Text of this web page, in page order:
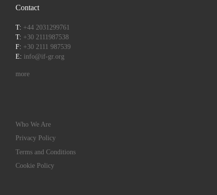
Contact
T: +44 2031299761
T: +30 2111987538
F: +30 2111 987539
E: info@if-gr.org
more
Who We Are
Privacy Policy
Terms and Conditions
Cookie Policy